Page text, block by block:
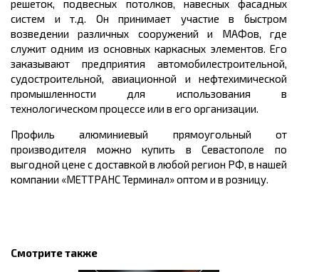
решеток, подвесных потолков, навесных фасадных
систем и т.д. Он принимает участие в быстром
возведении различных сооружений и МАФов, где
служит одним из основных каркасных элементов. Его
заказывают предприятия автомобилестроительной,
судостроительной, авиационной и нефтехимической
промышленности для использования в
технологическом процессе или в его организации.
Профиль алюминиевый прямоугольный от
производителя можно купить в Севастополе по
выгодной цене с доставкой в любой регион РФ, в нашей
компании «МЕТТРАНС Терминал» оптом и в розницу.
Смотрите также